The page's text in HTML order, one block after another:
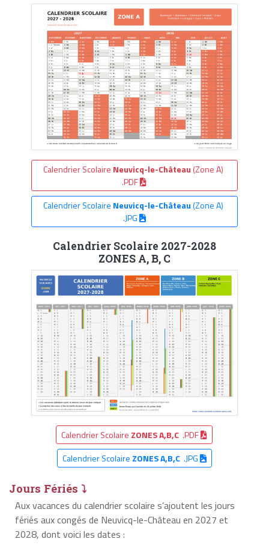
Calendrier Scolaire Neuvicq-le-Château (Zone A)
.PDF
Calendrier Scolaire Neuvicq-le-Château(Zone A)
.JPG
Calendrier Scolaire 2027-2028
ZONES A, B, C
Calendrier Scolaire ZONES A,B,C .PDF
Calendrier Scolaire ZONES A,B,C.JPG
Jours Fériés ⤵
Aux vacances du calendrier scolaire s’ajoutent les jours
fériés aux congés de Neuvicq-le-Château en 2027 et
2028, dont voici les dates :